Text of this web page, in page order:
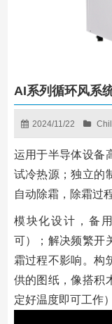
AI系列循环风系
2024/11/22
运⽤于半导体设备
试冷热源；独⽴的
⾃动除霜，除霜过
模块化设计，备
可）；解决频繁开
霜过程不影响。构
供的图纸，像搭积
定好温度即可⼯作）